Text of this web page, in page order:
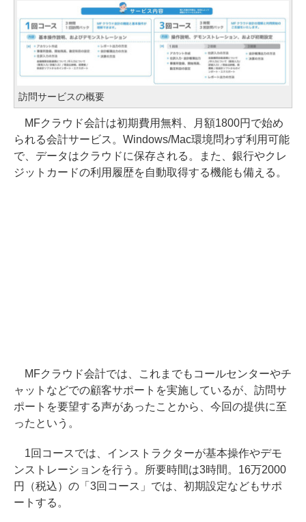
訪問サービスの概要
MFクラウド会計は初期費用無料、月額1800円で始め
られる会計サービス。Windows/Mac環境問わず利用可能
で、データはクラウドに保存される。また、銀行やクレ
ジットカードの利用履歴を自動取得する機能も備える。
MFクラウド会計では、これまでもコールセンターやチ
ャットなどでの顧客サポートを実施しているが、訪問サ
ポートを要望する声があったことから、今回の提供に至
ったという。
1回コースでは、インストラクターが基本操作やデモ
ンストレーションを行う。所要時間は3時間。16万2000
円（税込）の「3回コース」では、初期設定などもサポ
ートする。